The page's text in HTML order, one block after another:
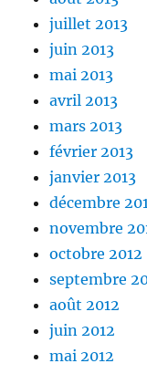
juillet 2013
juin 2013
mai 2013
avril 2013
mars 2013
février 2013
janvier 2013
décembre
novembre
octobre 2012
septembre
août 2012
juin 2012
mai 2012